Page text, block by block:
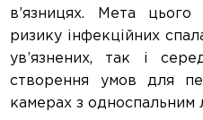
в’язницях. Мета цього
ризику інфекційних
ув’язнених, так і
створення умов для
камерах з односпальним